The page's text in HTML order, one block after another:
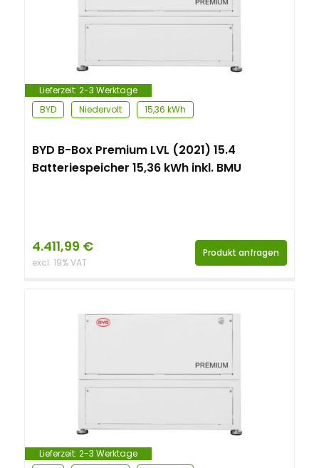
Lieferzeit: 2-3 Werktage
BYD
Niedervolt 15,36 kWh
BYD B-Box Premium LVL (2021) 15.4
Batteriespeicher 15,36 kWh inkl. BMU
4.411,99 €
excl. 19% VAT
Produkt anfragen
Lieferzeit: 2-3 Werktage